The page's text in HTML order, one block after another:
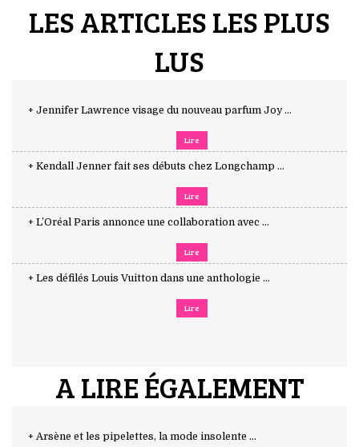
LES ARTICLES LES PLUS
LUS
+ Jennifer Lawrence visage du nouveau parfum Joy ...
Lire
+ Kendall Jenner fait ses débuts chez Longchamp ...
Lire
+ L’Oréal Paris annonce une collaboration avec ...
Lire
+ Les défilés Louis Vuitton dans une anthologie ...
Lire
A LIRE ÉGALEMENT
+ Arsène et les pipelettes, la mode insolente ...